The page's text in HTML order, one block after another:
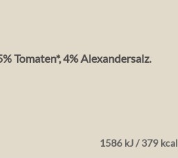
Tomaten*, 4% Alexandersalz.
1586 kJ / 379 kcal